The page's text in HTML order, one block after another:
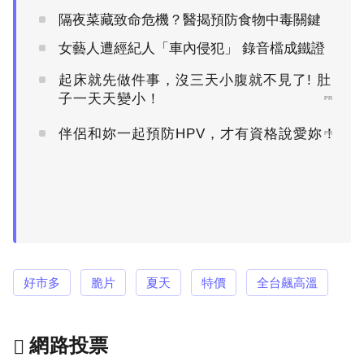
隔夜菜藏致命危機？醫揭預防食物中毒關鍵
女藝人遭經紀人「車內侵犯」 錄音檔成鐵證
起床就先做件事，沒三天小腹就不見了! 肚
子一天天變小！
PR
伴侶和妳一起預防HPV，才有資格說愛妳！
PR
好市多 脆片 夏天 特價 全台飆高溫
網路投票